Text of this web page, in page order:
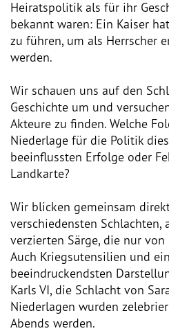
Heiratspolitik als für ihr
bekannt waren: Ein Kaiser
zu führen, um als Herrscher
werden.
Wir schauen uns auf den
Geschichte um und
Akteure zu finden. Welche
Niederlage für die Politik
beeinflussten Erfolge oder
Landkarte?
Wir blicken gemeinsam
verschiedensten Schlachten,
verzierten Särge, die nur von
Auch Kriegsutensilien und
beeindruckendsten
Karls VI, die Schlacht von
Niederlagen wurden
Abends werden.